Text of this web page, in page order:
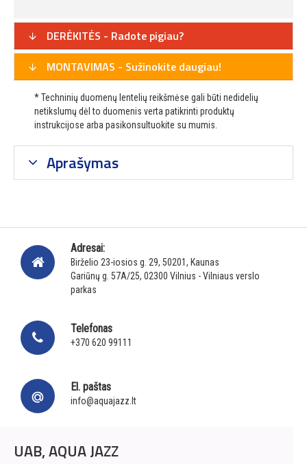
DERĖKITĖS - Radote pigiau?
MONTAVIMAS - Sužinokite daugiau!
* Techninių duomenų lentelių reikšmėse gali būti nedidelių
netikslumų dėl to duomenis verta patikrinti produktų
instrukcijose arba pasikonsultuokite su mumis.
Aprašymas
Adresai:
Birželio 23-iosios g. 29, 50201, Kaunas
Gariūnų g. 57A/25, 02300 Vilnius - Vilniaus verslo
parkas
Telefonas
+370 620 99111
El. paštas
info@aquajazz.lt
UAB, AQUA JAZZ